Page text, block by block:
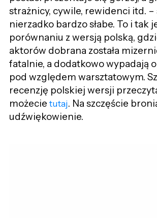
strażnicy, cywile, rewidenci itd. –
nierzadko bardzo słabe. To i tak
porównaniu z wersją polską,
aktorów dobrana została
fatalnie, a dodatkowo wypadają
pod względem warsztatowym.
recenzję polskiej wersji
możecietutaj. Na szczęście
udźwiękowienie.